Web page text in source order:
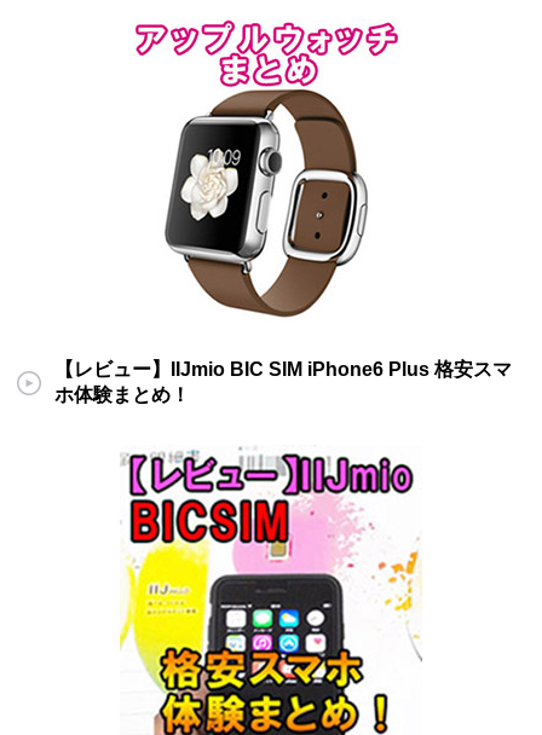
【レビュー】IIJmio BIC SIM iPhone6 Plus 格安スマ
ホ体験まとめ！